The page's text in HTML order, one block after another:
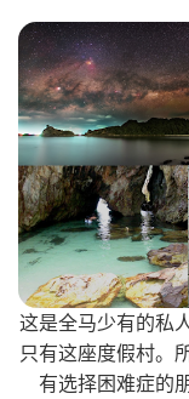
这是全马少有的私
只有这座度假村。
有选择困难症的